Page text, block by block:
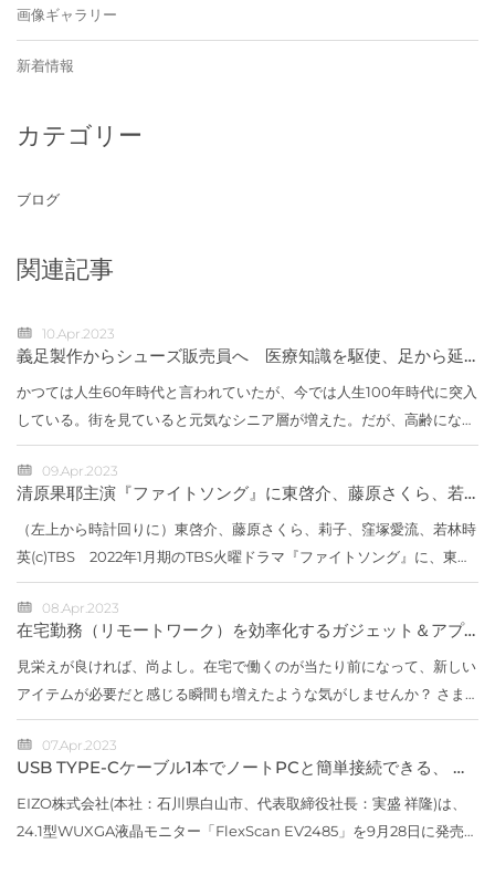
画像ギャラリー
新着情報
カテゴリー
ブログ
関連記事
10.Apr.2023
義足製作からシューズ販売員へ 医療知識を駆使、足から延
かつては人生60年時代と言われていたが、今では人生100年時代に突入
している。街を見ていると元気なシニア層が増えた。だが、高齢になる
と足腰の強さが寿命にも直結してくるらしい。高齢者に限らず、少々歩
きにくい...
09.Apr.2023
清原果耶主演『ファイトソング』に東啓介、藤原さくら、若
（左上から時計回りに）東啓介、藤原さくら、莉子、窪塚愛流、若林時
英(c)TBS 2022年1月期のTBS火曜ドラマ『ファイトソング』に、東啓
介、藤原さくら、若林時英、窪塚愛流、莉子が出演することが決定し
た。【写真】...
08.Apr.2023
在宅勤務（リモートワーク）を効率化するガジェット＆アプ
見栄えが良ければ、尚よし。在宅で働くのが当たり前になって、新しい
アイテムが必要だと感じる瞬間も増えたような気がしませんか？ さま
ざまなガジェットを徹底比較してオススメを提案してくれることで大人
気の米国...
07.Apr.2023
USB TYPE-Cケーブル1本でノートPCと簡単接続できる、 縦
EIZO株式会社(本社：石川県白山市、代表取締役社長：実盛 祥隆)は、
24.1型WUXGA液晶モニター「FlexScan EV2485」を9月28日に発売し